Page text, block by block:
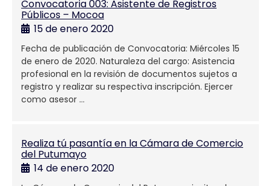
Convocatoria 003: Asistente de Registros
Públicos – Mocoa
15 de enero 2020
Fecha de publicación de Convocatoria: Miércoles 15
de enero de 2020. Naturaleza del cargo: Asistencia
profesional en la revisión de documentos sujetos a
registro y realizar su respectiva inscripción. Ejercer
como asesor …
Realiza tú pasantía en la Cámara de Comercio
del Putumayo
14 de enero 2020